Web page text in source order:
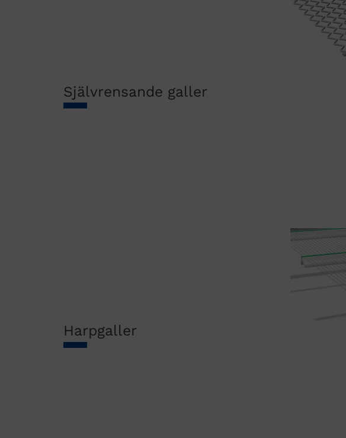
Självrensande galler
Harpgaller